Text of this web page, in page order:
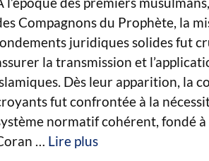
Compagnons du Prophète, la
juridiques solides fut
la transmission et
Dès leur apparition, la
fut confrontée à la
normatif cohérent, fondé à
… Lire plus